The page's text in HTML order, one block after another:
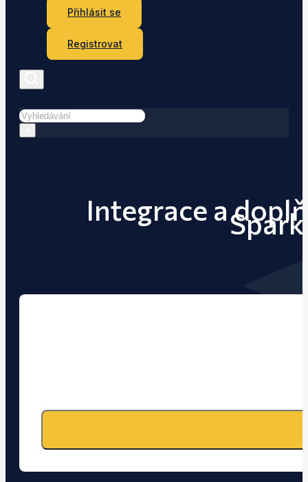
Přihlásit se
Registrovat
Hledat
Integrace a